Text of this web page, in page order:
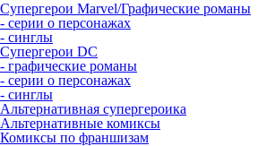
Супергерои Marvel/Графические романы
- серии о персонажах
- синглы
Супергерои DC
- графические романы
- серии о персонажах
- синглы
Альтернативная супергероика
Альтернативные комиксы
Комиксы по франшизам